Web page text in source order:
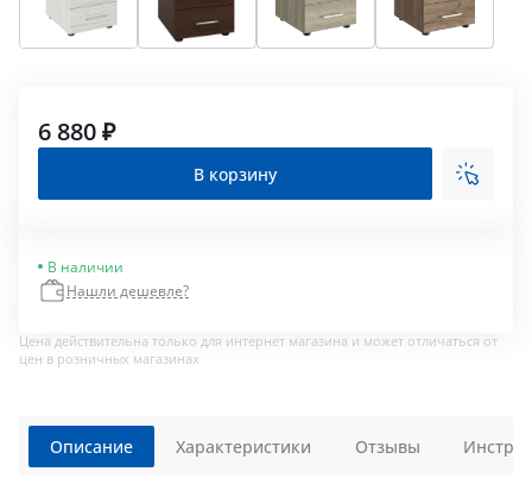
6 880 ₽
В корзину
В наличии
Нашли дешевле?
Цена действительна только для интернет магазина и может отличаться от
цен в розничных магазинах
Описание Характеристики Отзывы